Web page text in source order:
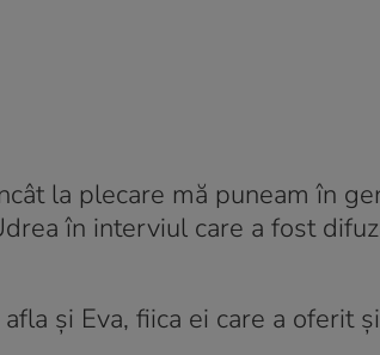
la plecare mă puneam în
în interviul care a fost
și Eva, fiica ei care a oferit